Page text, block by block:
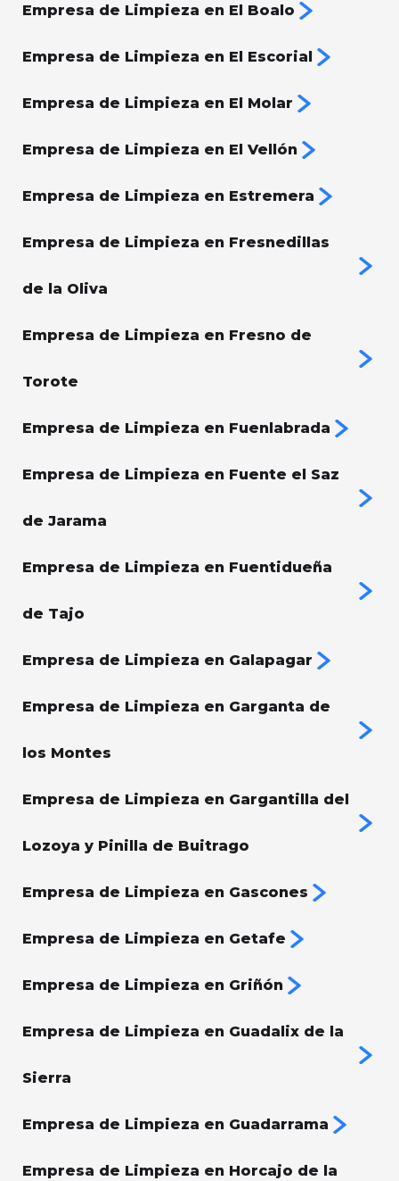
Empresa de Limpieza en El Boalo
Empresa de Limpieza en El Escorial
Empresa de Limpieza en El Molar
Empresa de Limpieza en El Vellón
Empresa de Limpieza en Estremera
Empresa de Limpieza en Fresnedillas
de la Oliva
Empresa de Limpieza en Fresno de
Torote
Empresa de Limpieza en Fuenlabrada
Empresa de Limpieza en Fuente el Saz
de Jarama
Empresa de Limpieza en Fuentidueña
de Tajo
Empresa de Limpieza en Galapagar
Empresa de Limpieza en Garganta de
los Montes
Empresa de Limpieza en Gargantilla del
Lozoya y Pinilla de Buitrago
Empresa de Limpieza en Gascones
Empresa de Limpieza en Getafe
Empresa de Limpieza en Griñón
Empresa de Limpieza en Guadalix de la
Sierra
Empresa de Limpieza en Guadarrama
Empresa de Limpieza en Horcajo de la